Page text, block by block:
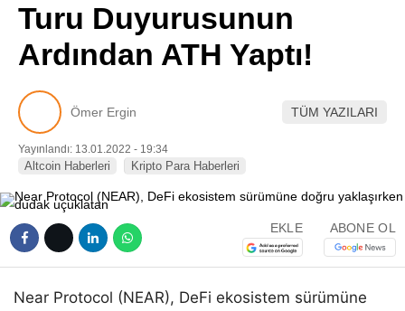
Turu Duyurusunun
Ardından ATH Yaptı!
Ömer Ergin TÜM YAZILARI
Yayınlandı: 13.01.2022 - 19:34
Altcoin Haberleri Kripto Para Haberleri
EKLE ABONE OL
Near Protocol (NEAR), DeFi ekosistem sürümüne